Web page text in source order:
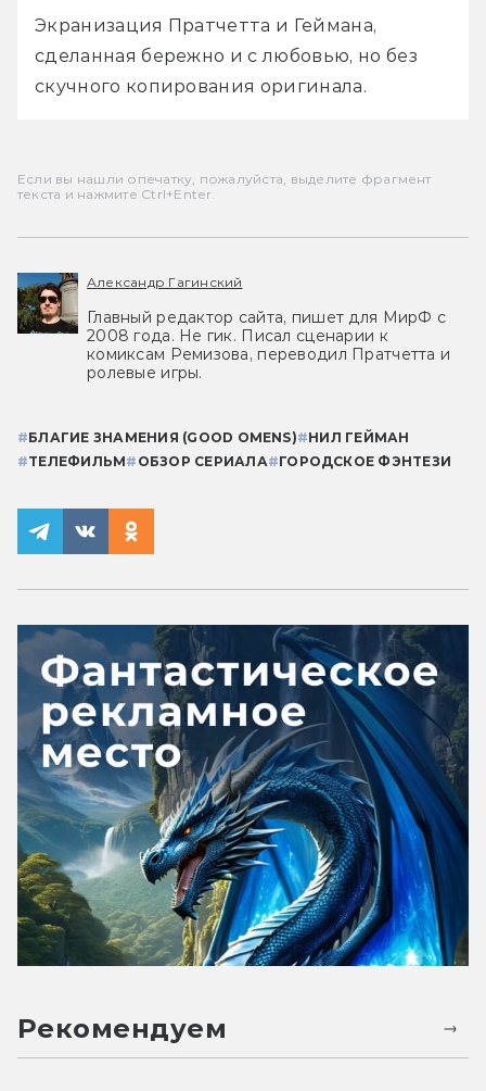
Экранизация Пратчетта и Геймана,
сделанная бережно и с любовью, но без
скучного копирования оригинала.
Если вы нашли опечатку, пожалуйста, выделите фрагмент
текста и нажмите Ctrl+Enter.
Александр Гагинский
Главный редактор сайта, пишет для МирФ с
2008 года. Не гик. Писал сценарии к
комиксам Ремизова, переводил Пратчетта и
ролевые игры.
#БЛАГИЕ ЗНАМЕНИЯ (GOOD OMENS)#НИЛ ГЕЙМАН
#ТЕЛЕФИЛЬМ# ОБЗОР СЕРИАЛА#ГОРОДСКОЕ ФЭНТЕЗИ
Рекомендуем